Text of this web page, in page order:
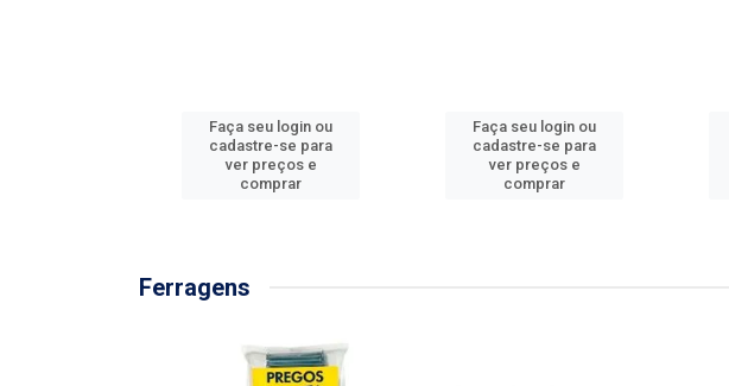
Faça seu login ou
cadastre-se para
ver preços e
comprar
Faça seu login ou
cadastre-se para
ver preços e
comprar
Ferragens